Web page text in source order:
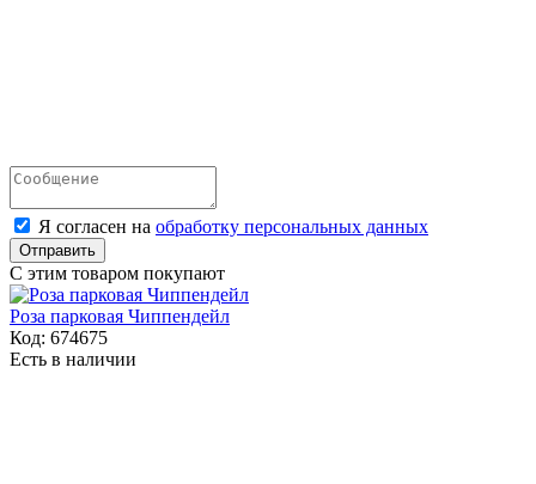
Я согласен на обработку персональных данных
Отправить
С этим товаром покупают
Роза парковая Чиппендейл
Код: 674675
Есть в наличии